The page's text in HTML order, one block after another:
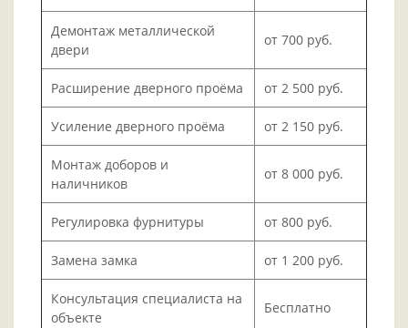
Демонтаж металлической
двери
от 700 руб.
Расширение дверного проёма от 2 500 руб.
Усиление дверного проёма от 2 150 руб.
Монтаж доборов и
наличников
от 8 000 руб.
Регулировка фурнитуры от 800 руб.
Замена замка от 1 200 руб.
Консультация специалиста на
объекте
Бесплатно